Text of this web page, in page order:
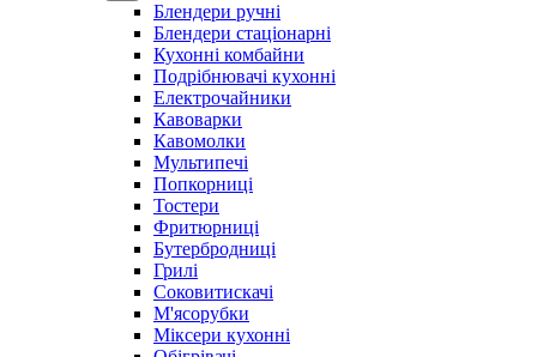
Блендери ручні
Блендери стаціонарні
Кухонні комбайни
Подрібнювачі кухонні
Електрочайники
Кавоварки
Кавомолки
Мультипечі
Попкорниці
Тостери
Фритюрниці
Бутербродниці
Грилі
Соковитискачі
М'ясорубки
Міксери кухонні